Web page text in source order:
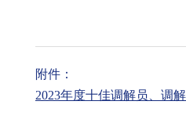
附件：
2023年度十佳调解员、调